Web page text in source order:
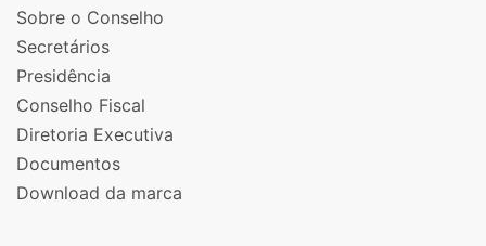
Sobre o Conselho
Secretários
Presidência
Conselho Fiscal
Diretoria Executiva
Documentos
Download da marca